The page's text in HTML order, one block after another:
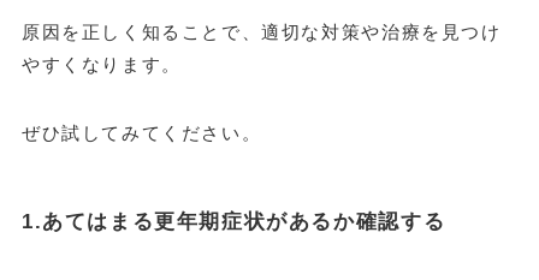
原因を正しく知ることで、適切な対策や治療を見つけ
やすくなります。
ぜひ試してみてください。
1.あてはまる更年期症状があるか確認する